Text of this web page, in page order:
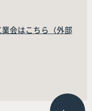
会はこちら（外部